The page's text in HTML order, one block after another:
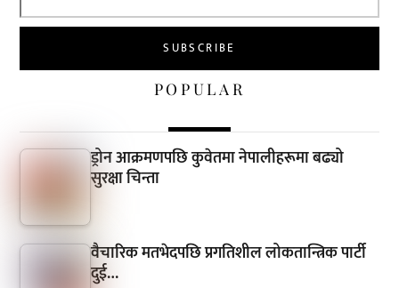
POPULAR
ड्रोन आक्रमणपछि कुवेतमा नेपालीहरूमा बढ्यो
सुरक्षा चिन्ता
वैचारिक मतभेदपछि प्रगतिशील लोकतान्त्रिक पार्टी
दुई…